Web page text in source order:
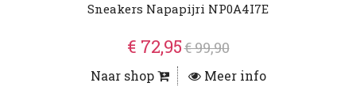
Sneakers Napapijri NP0A4I7E
€ 72,95€ 99,90
Naar shop Meer info